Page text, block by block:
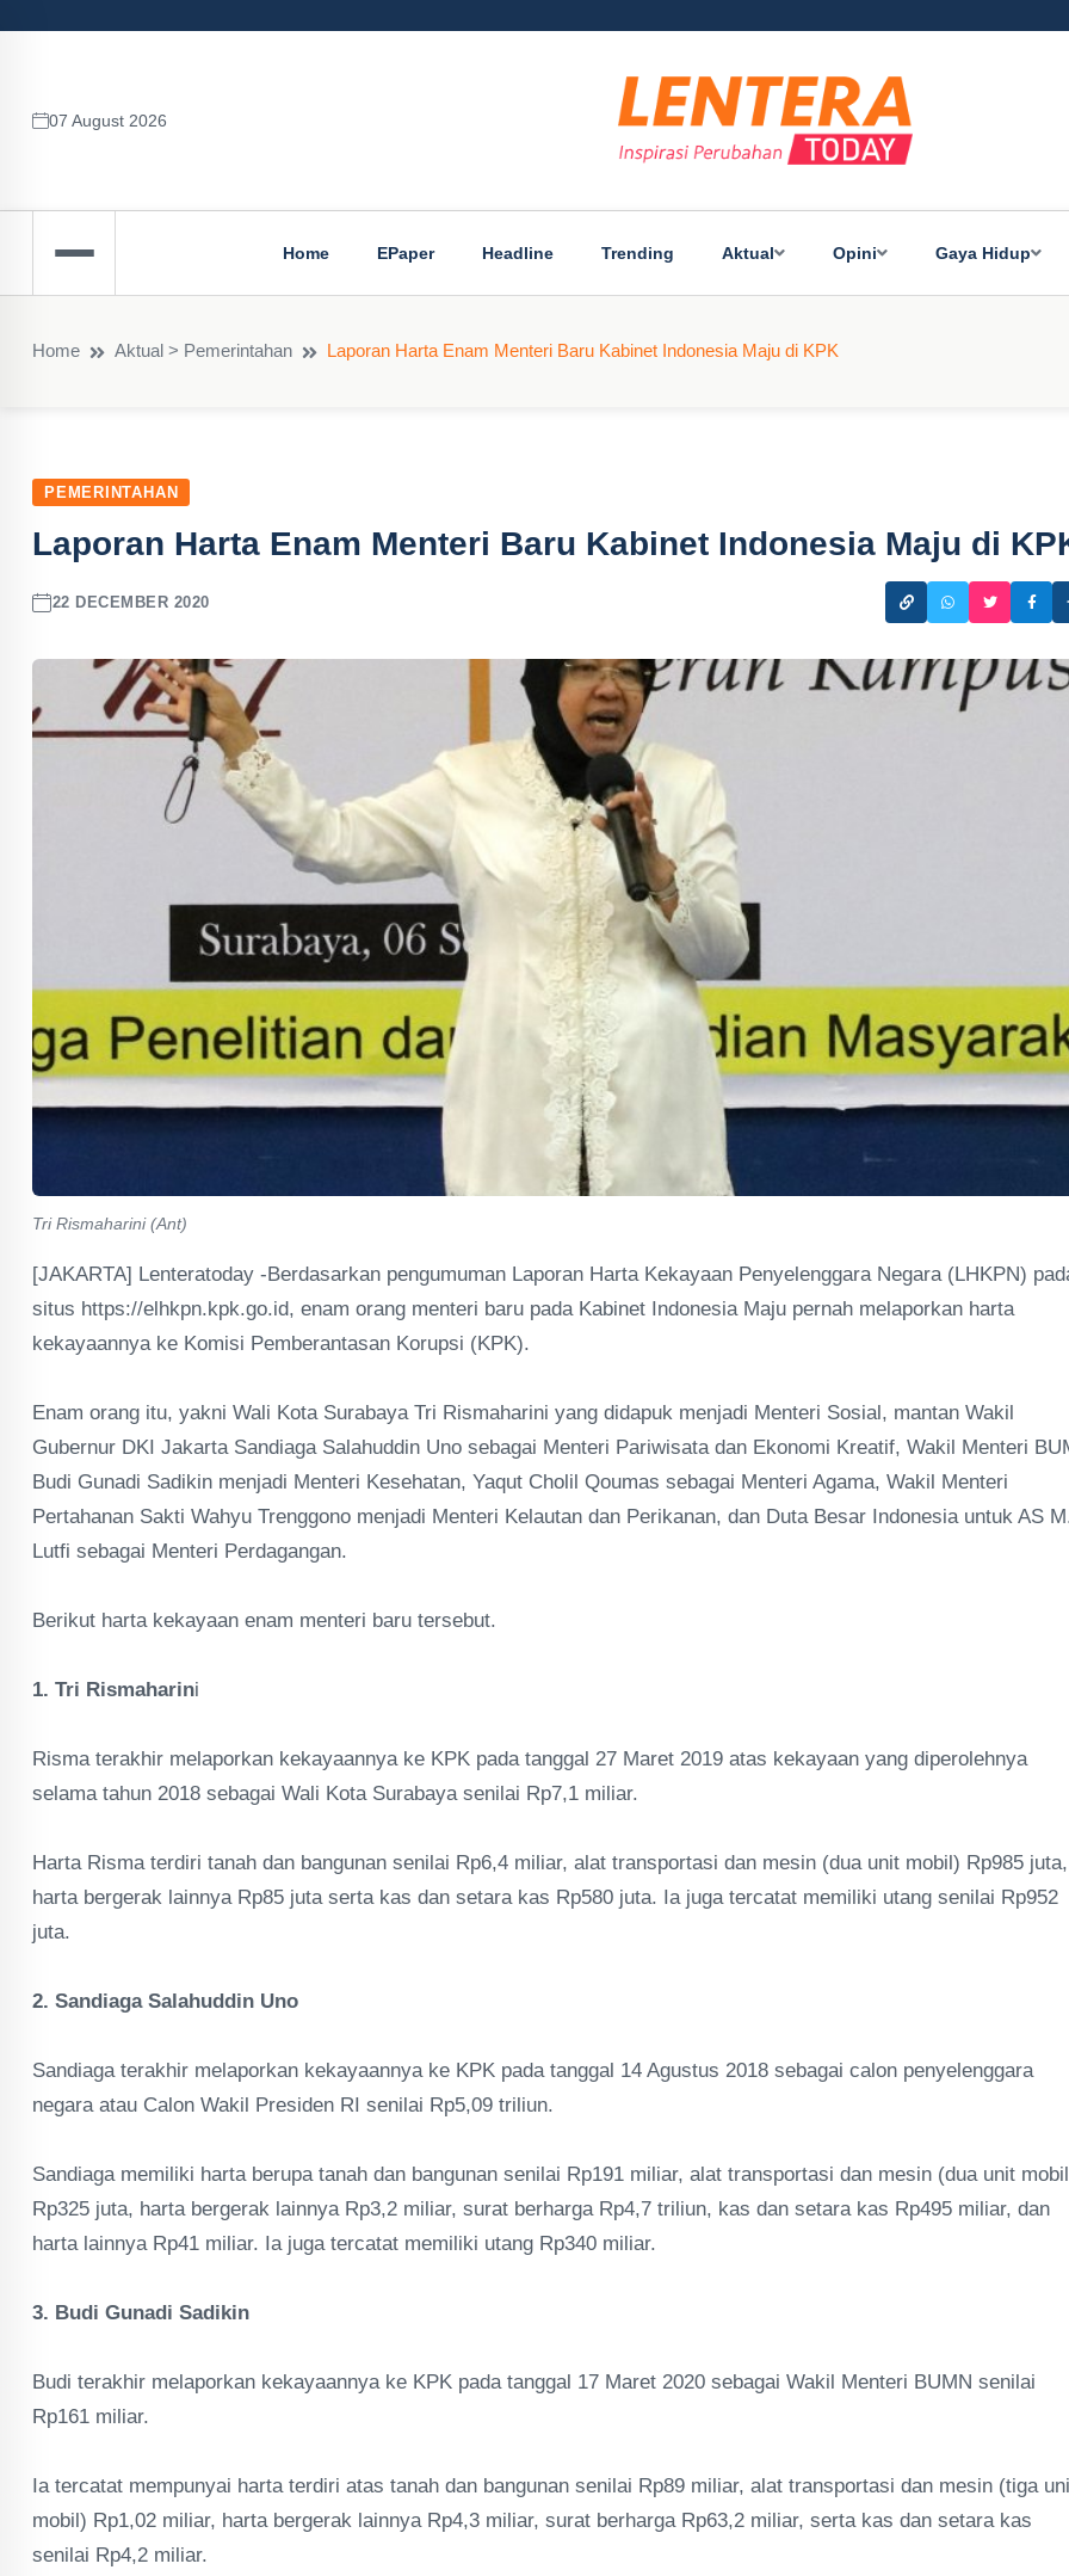
07 August 2026
Home EPaper Headline Trending Aktual Opini Gaya Hidup
Home Aktual > Pemerintahan Laporan Harta Enam Menteri Baru Kabinet Indonesia Maju di KPK
PEMERINTAHAN
Laporan Harta Enam Menteri Baru Kabinet Indonesia Maju di
22 DECEMBER 2020
Tri Rismaharini (Ant)
[JAKARTA] Lenteratoday -Berdasarkan pengumuman Laporan Harta Kekayaan Penyelenggara Negara (LHKPN)
situs https://elhkpn.kpk.go.id, enam orang menteri baru pada Kabinet Indonesia Maju pernah melaporkan harta
kekayaannya ke Komisi Pemberantasan Korupsi (KPK).
Enam orang itu, yakni Wali Kota Surabaya Tri Rismaharini yang didapuk menjadi Menteri Sosial, mantan Wakil
Gubernur DKI Jakarta Sandiaga Salahuddin Uno sebagai Menteri Pariwisata dan Ekonomi Kreatif, Wakil Menteri
Budi Gunadi Sadikin menjadi Menteri Kesehatan, Yaqut Cholil Qoumas sebagai Menteri Agama, Wakil Menteri
Pertahanan Sakti Wahyu Trenggono menjadi Menteri Kelautan dan Perikanan, dan Duta Besar Indonesia untuk AS
Lutfi sebagai Menteri Perdagangan.
Berikut harta kekayaan enam menteri baru tersebut.
1. Tri Rismaharini
Risma terakhir melaporkan kekayaannya ke KPK pada tanggal 27 Maret 2019 atas kekayaan yang diperolehnya
selama tahun 2018 sebagai Wali Kota Surabaya senilai Rp7,1 miliar.
Harta Risma terdiri tanah dan bangunan senilai Rp6,4 miliar, alat transportasi dan mesin (dua unit mobil) Rp985 juta,
harta bergerak lainnya Rp85 juta serta kas dan setara kas Rp580 juta. Ia juga tercatat memiliki utang senilai Rp952
juta.
2. Sandiaga Salahuddin Uno
Sandiaga terakhir melaporkan kekayaannya ke KPK pada tanggal 14 Agustus 2018 sebagai calon penyelenggara
negara atau Calon Wakil Presiden RI senilai Rp5,09 triliun.
Sandiaga memiliki harta berupa tanah dan bangunan senilai Rp191 miliar, alat transportasi dan mesin (dua unit
Rp325 juta, harta bergerak lainnya Rp3,2 miliar, surat berharga Rp4,7 triliun, kas dan setara kas Rp495 miliar, dan
harta lainnya Rp41 miliar. Ia juga tercatat memiliki utang Rp340 miliar.
3. Budi Gunadi Sadikin
Budi terakhir melaporkan kekayaannya ke KPK pada tanggal 17 Maret 2020 sebagai Wakil Menteri BUMN senilai
Rp161 miliar.
Ia tercatat mempunyai harta terdiri atas tanah dan bangunan senilai Rp89 miliar, alat transportasi dan mesin (tiga
mobil) Rp1,02 miliar, harta bergerak lainnya Rp4,3 miliar, surat berharga Rp63,2 miliar, serta kas dan setara kas
senilai Rp4,2 miliar.